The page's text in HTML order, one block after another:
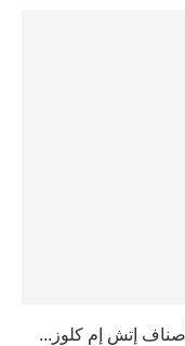
إتش إم كلوز...